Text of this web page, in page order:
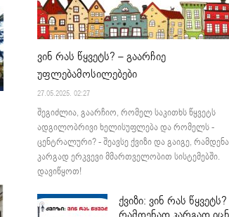
ვინ რას წყვეტს? – გაარჩიე
უფლებამოსილებები
27.05.2025. 02:27
შეგიძლია, გაარჩიო, რომელ საკითხს წყვეტს
ადგილობრივი ხელისუფლება და რომელს -
ცენტრალური? - შეავსე ქვიზი და გაიგე,
კარგად ერკვევი მმართველობით სისტემებში.
დავიწყოთ!
ქვიზი: ვინ რას